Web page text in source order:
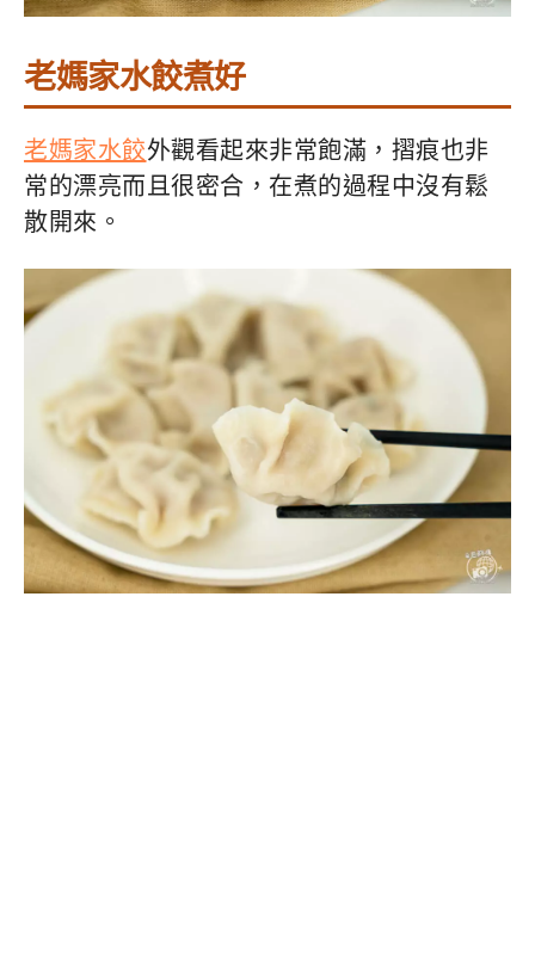
老媽家水餃煮好
老媽家水餃外觀看起來非常飽滿，摺痕也非
常的漂亮而且很密合，在煮的過程中沒有鬆
散開來。